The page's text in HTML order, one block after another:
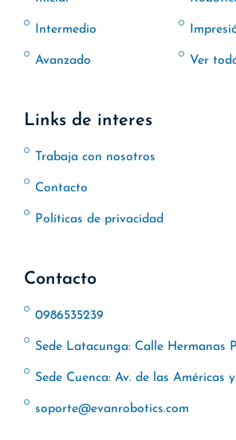
Intermedio
Avanzado Ver
Links de interes
Trabaja con nosotros
Contacto
Políticas de privacidad
Contacto
0986535239
Sede Latacunga: Calle Hermanas
Sede Cuenca: Av. de las Américas
soporte@evanrobotics.com